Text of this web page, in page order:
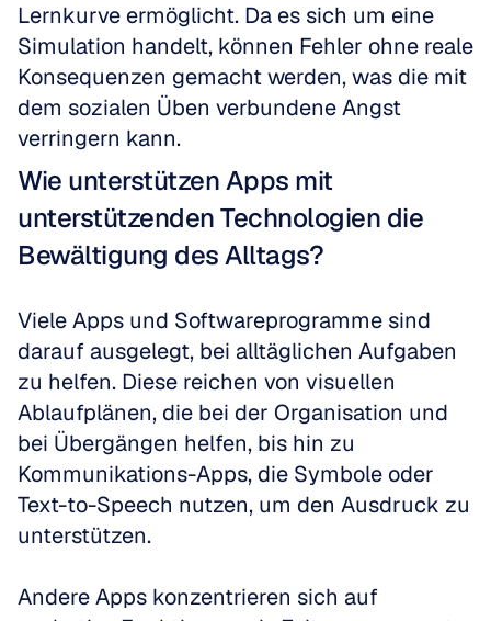
Lernkurve ermöglicht. Da es sich um eine
Simulation handelt, können Fehler ohne reale
Konsequenzen gemacht werden, was die mit
dem sozialen Üben verbundene Angst
verringern kann.
Wie unterstützen Apps mit
unterstützenden Technologien die
Bewältigung des Alltags?
Viele Apps und Softwareprogramme sind
darauf ausgelegt, bei alltäglichen Aufgaben
zu helfen. Diese reichen von visuellen
Ablaufplänen, die bei der Organisation und
bei Übergängen helfen, bis hin zu
Kommunikations-Apps, die Symbole oder
Text-to-Speech nutzen, um den Ausdruck zu
unterstützen.
Andere Apps konzentrieren sich auf